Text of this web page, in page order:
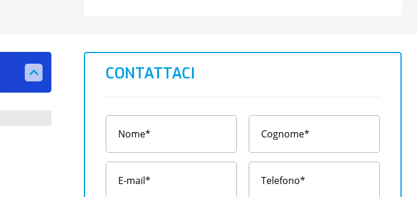
CONTATTACI